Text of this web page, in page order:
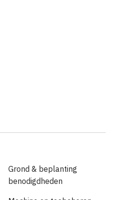
Grond & beplanting
benodigdheden